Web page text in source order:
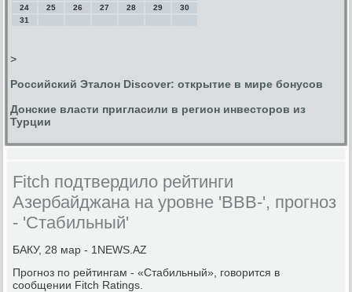
24
25 26 27 28 29
30
31
>
Российский Эталон Discover: открытие в мире бонусов
Донские власти пригласили в регион инвесторов из
Турции
Fitch подтвердило рейтинги
Азербайджана на уровне 'BBB-', прогноз
- 'Стабильный'
БАКУ, 28 мар - 1NEWS.AZ
Прогноз по рейтингам - «Стабильный», говорится в
сообщении Fitch Ratings.